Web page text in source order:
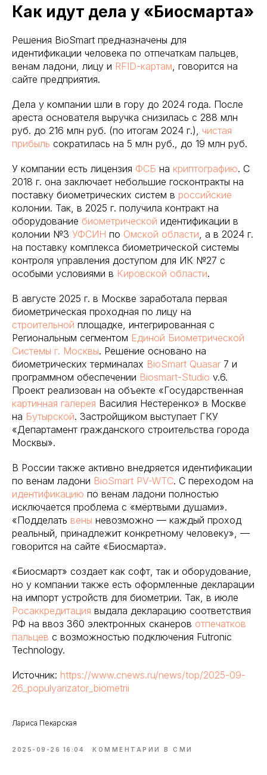
Как идут дела у «Биосмарта»
Решения BioSmart предназначены для
идентификации человека по отпечаткам пальцев,
венам ладони, лицу и RFID-картам, говорится на
сайте предприятия.
Дела у компании шли в гору до 2024 года. После
ареста основателя выручка снизилась с 288 млн
руб. до 216 млн руб. (по итогам 2024 г.), чистая
прибыль сократилась на 5 млн руб., до 19 млн руб.
У компании есть лицензия ФСБ на криптографию. С
2018 г. она заключает небольшие госконтракты на
поставку биометрических систем в российские
колонии. Так, в 2025 г. получила контракт на
оборудование биометрической идентификации в
колонии №3 УФСИН по Омской области, а в 2024 г.
на поставку комплекса биометрической системы
контроля управления доступом для ИК №27 с
особыми условиями в Кировской области.
В августе 2025 г. в Москве заработала первая
биометрическая проходная по лицу на
строительной площадке, интегрированная с
Региональным сегментом Единой Биометрической
Системы г. Москвы. Решение основано на
биометрических терминалах BioSmart Quasar 7 и
программном обеспечении Biosmart-Studio v.6.
Проект реализован на объекте «Государственная
картинная галерея Василия Нестеренко» в Москве
на Бутырской. Застройщиком выступает ГКУ
«Департамент гражданского строительства города
Москвы».
В России также активно внедряется идентификации
по венам ладони BioSmart PV-WTC. С переходом на
идентификацию по венам ладони полностью
исключается проблема с «мёртвыми душами».
«Подделать вены невозможно — каждый проход
реальный, принадлежит конкретному человеку», —
говорится на сайте «Биосмарта».
«Биосмарт» создает как софт, так и оборудование,
но у компании также есть оформленные декларации
на импорт устройств для биометрии. Так, в июле
Росаккредитация выдала декларацию соответствия
РФ на ввоз 360 электронных сканеров отпечатков
пальцев с возможностью подключения Futronic
Technology.
Источник: https://www.cnews.ru/news/top/2025-09-
26_populyarizator_biometrii
Лариса Пекарская
2025-09-26 16:04 КОММЕНТАРИИ В СМИ